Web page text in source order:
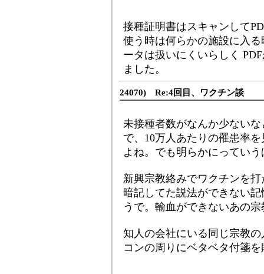
接種証明書はスキャンして
使う時は何らかの施設に入
ータは扱いにくいらしく
ました。
24070) Re:4回目、ワクチン談
未接種者数がなんか少ない
で、10万人あたりの罹患率
よね。でも明らかにってい
新興宗教絡みでワクチンを
暗記してた説法ができない
うで。輸血ができないあの
知人の会社にいる同じ宗教
コンの周りにベタベタ付箋